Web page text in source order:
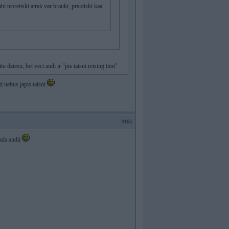
teoretiski atrak var braukt, praktiski kaa
dziesu, bet veci audi ir "pis taisni reising tiim"
nebus japis taisni
#163
audii